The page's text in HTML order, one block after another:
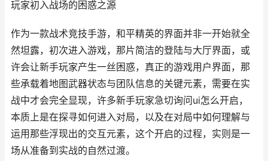
玩家初入战场的困惑之源
作为一款战术竞技手游，和平精英的界面并非一开始就全
然坦露，初次进入游戏，那片简洁的登陆与大厅界面，或
许会让新手玩家产生一丝困惑，真正的游戏用户界面，那
些承载着地图武器状态与团队信息的关键元素，需要在实
战中才会完全显现，许多新手玩家急切询问ui怎么开启，
本质上是在探寻如何进入对局，以及在对局中如何理解与
运用那些浮现出的交互元素，这个开启的过程，实则是一
场从准备到实战的自然过渡。